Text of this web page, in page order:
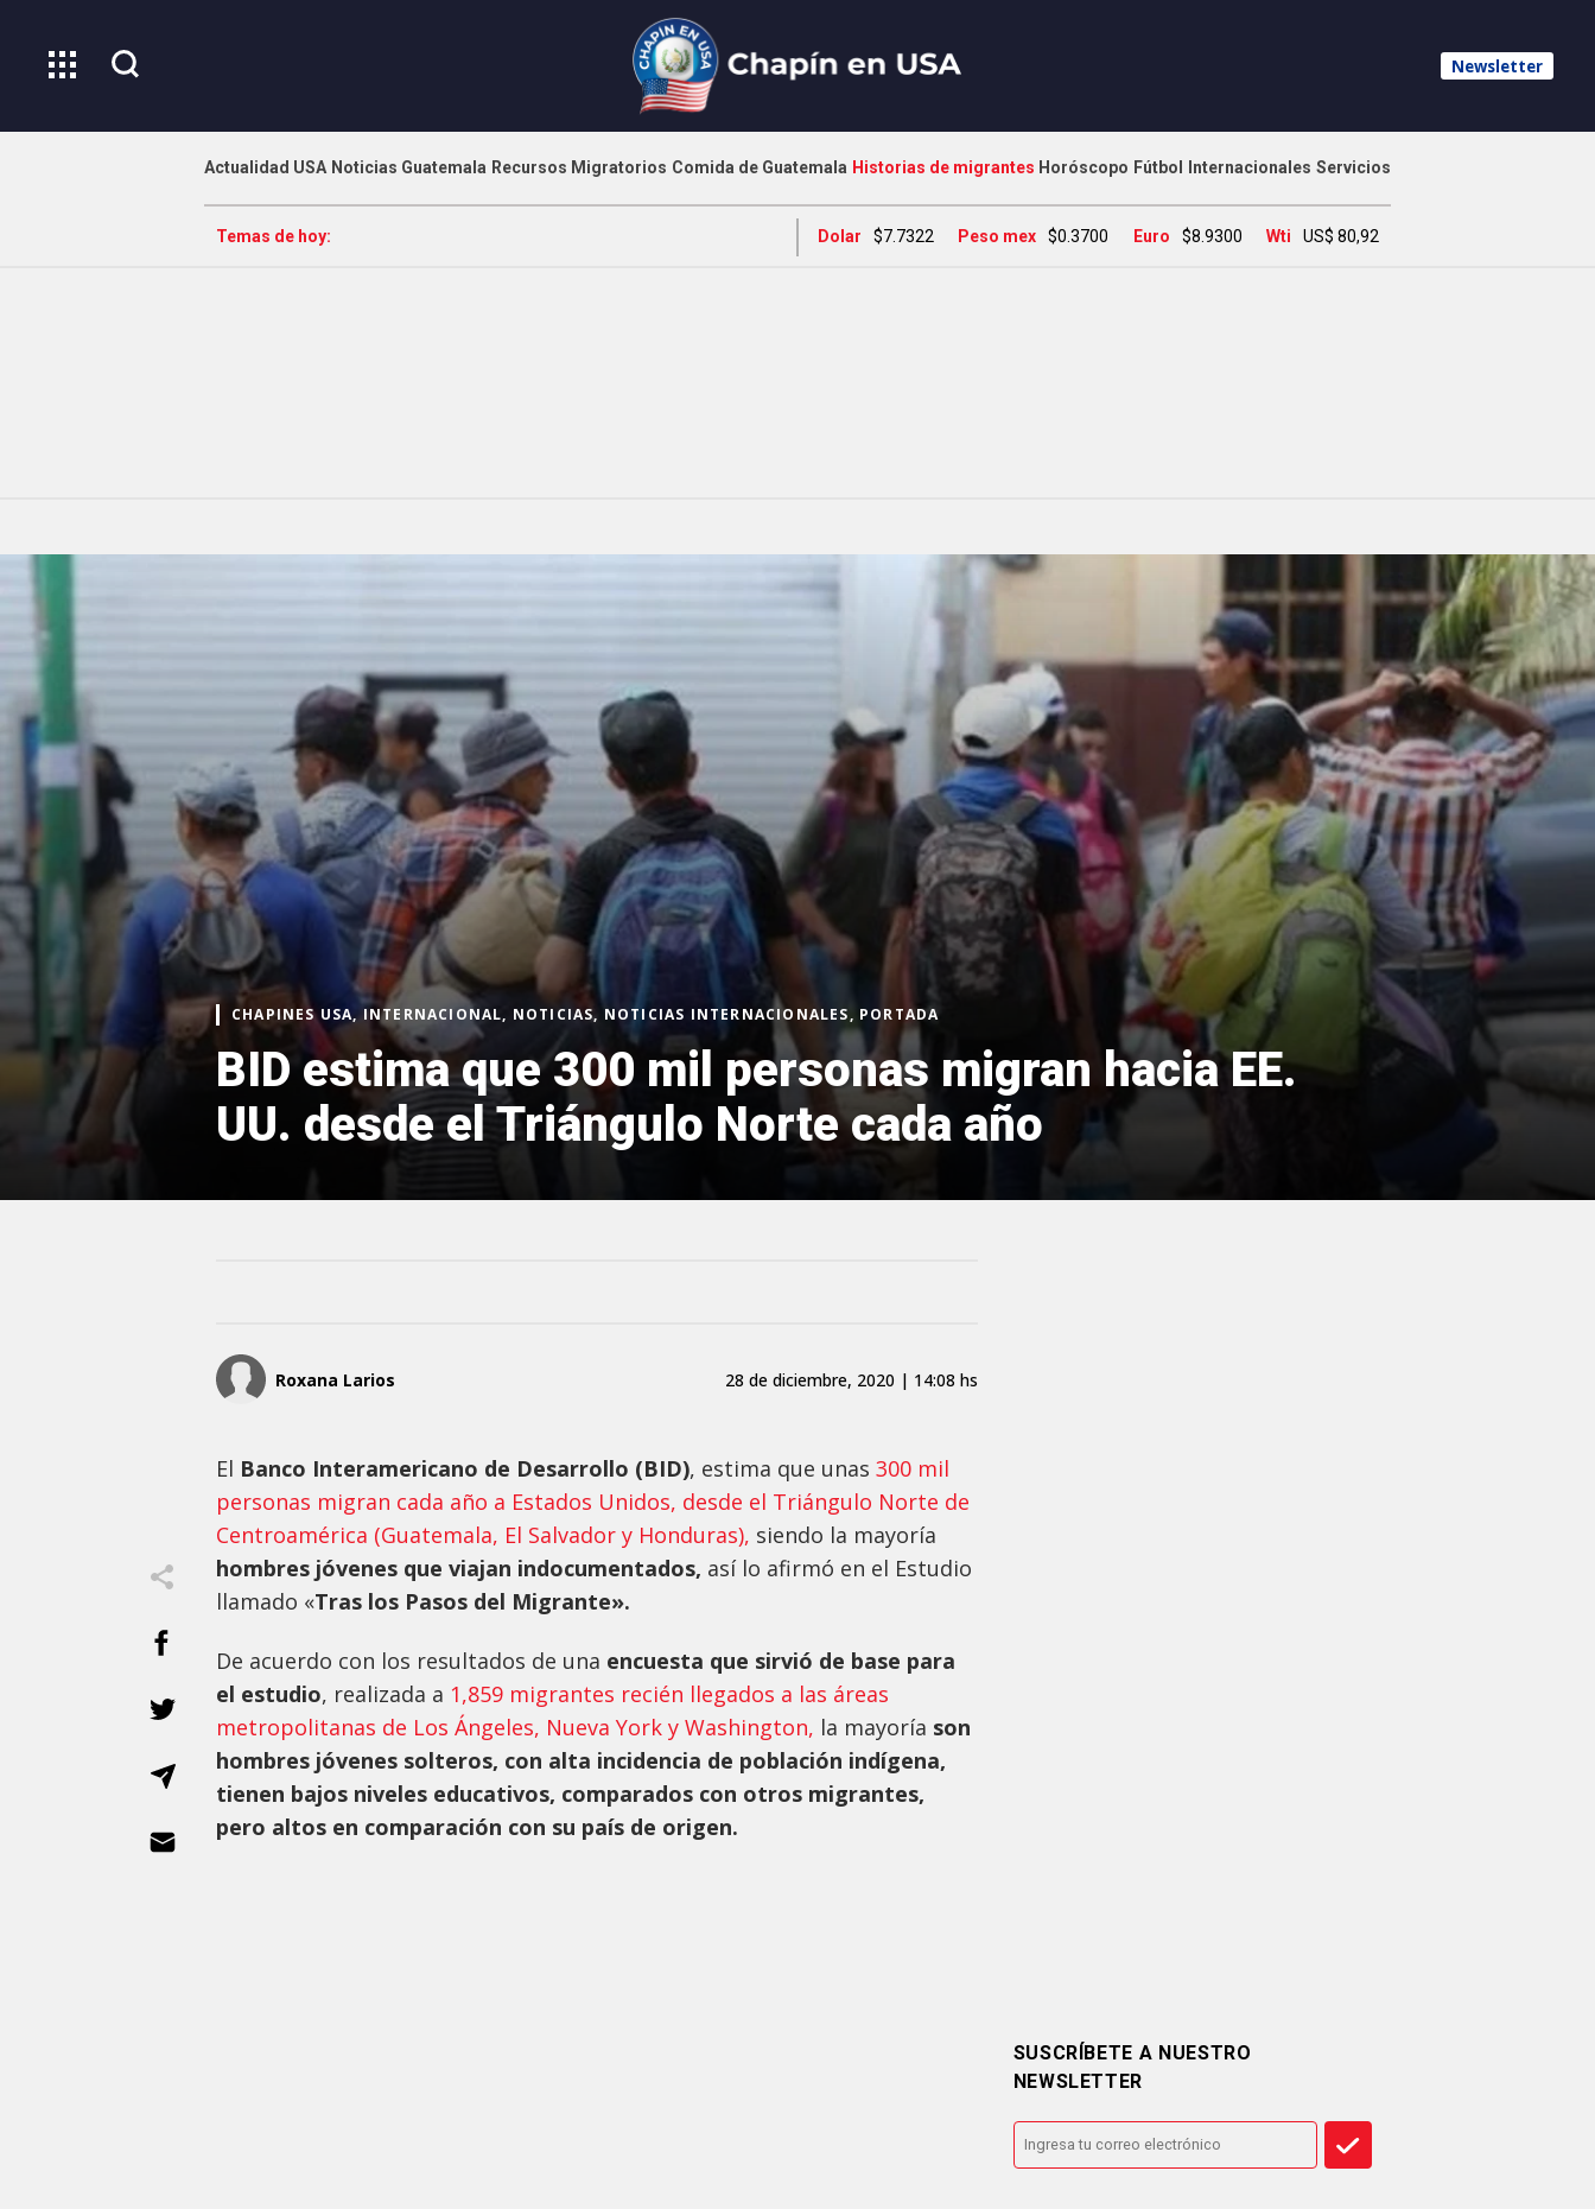
Newsletter
Actualidad USA Noticias Guatemala Recursos Migratorios Comida de Guatemala Historias de migrantes Horóscopo Fútbol Internacionales Servicios
Temas de hoy: Dolar $7.7322 Peso mex $0.3700 Euro $8.9300 Wti US$ 80,92
CHAPINES USA, INTERNACIONAL, NOTICIAS, NOTICIAS INTERNACIONALES, PORTADA
BID estima que 300 mil personas migran hacia EE.
UU. desde el Triángulo Norte cada año
Roxana Larios 28 de diciembre, 2020 | 14:08 hs
El Banco Interamericano de Desarrollo (BID), estima que unas 300 mil
personas migran cada año a Estados Unidos, desde el Triángulo Norte de
Centroamérica (Guatemala, El Salvador y Honduras), siendo la mayoría
hombres jóvenes que viajan indocumentados, así lo afirmó en el Estudio
llamado «Tras los Pasos del Migrante».
De acuerdo con los resultados de una encuesta que sirvió de base para
el estudio, realizada a 1,859 migrantes recién llegados a las áreas
metropolitanas de Los Ángeles, Nueva York y Washington, la mayoría son
hombres jóvenes solteros, con alta incidencia de población indígena,
tienen bajos niveles educativos, comparados con otros migrantes,
pero altos en comparación con su país de origen.
SUSCRÍBETE A NUESTRO
NEWSLETTER